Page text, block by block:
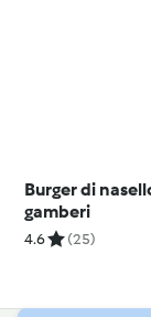
Burger di
gamberi
4.6 (25)